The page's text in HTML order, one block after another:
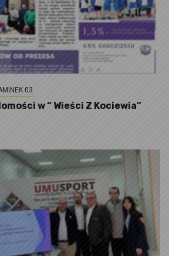
03
w “ Wieści Z Kociewia”